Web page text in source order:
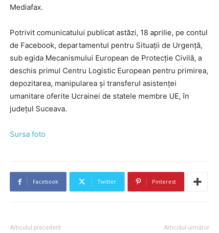
Mediafax.
Potrivit comunicatului publicat astăzi, 18 aprilie, pe contul
de Facebook, departamentul pentru Situaţii de Urgenţă,
sub egida Mecanismului European de Protecţie Civilă, a
deschis primul Centru Logistic European pentru primirea,
depozitarea, manipularea şi transferul asistenţei
umanitare oferite Ucrainei de statele membre UE, în
judeţul Suceava.
Sursa foto
Facebook Twitter Pinterest
Articolul precedent Articolul următor